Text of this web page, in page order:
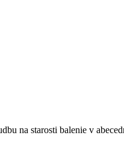
na starosti balenie v